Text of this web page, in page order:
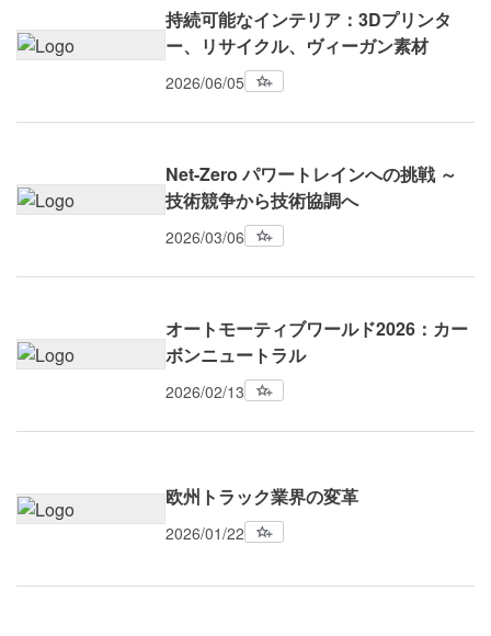
持続可能なインテリア：3Dプリンタ
ー、リサイクル、ヴィーガン素材
2026/06/05
Net-Zero パワートレインへの挑戦 ～
技術競争から技術協調へ
2026/03/06
オートモーティブワールド2026：カー
ボンニュートラル
2026/02/13
欧州トラック業界の変革
2026/01/22